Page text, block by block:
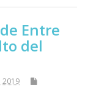
Entre
del
2019